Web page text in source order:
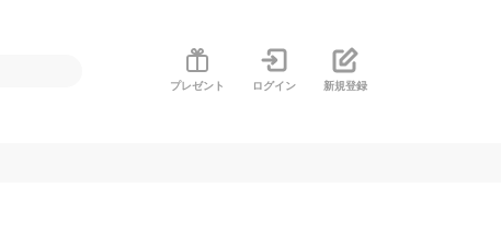
プレゼント ログイン 新規登録